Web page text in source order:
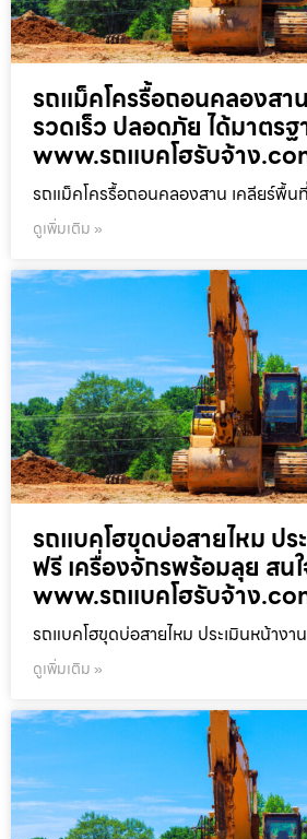
รถแม็คโครรื้อถอนคลองสา
รวดเร็ว ปลอดภัย ได้มาตรฐ
www.รถแบคโฮรับจ้าง
รถแม็คโครรื้อถอนคลองสาน เคลียร์พื้น
ดูเพิ่มเติม »
รถแบคโฮขุดบ่อสายไหม ปร
ฟรี เครื่องจักรพร้อมลุย สน
www.รถแบคโฮรับจ้าง
รถแบคโฮขุดบ่อสายไหม ประเมินหน้างา
ดูเพิ่มเติม »